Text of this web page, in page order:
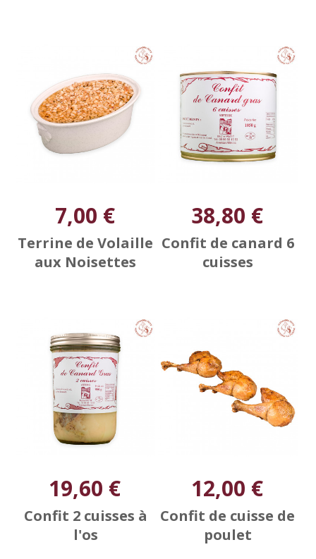
7,00 €
Terrine de Volaille
aux Noisettes
38,80 €
Confit de canard 6
cuisses
19,60 €
Confit 2 cuisses à
l'os
12,00 €
Confit de cuisse de
poulet